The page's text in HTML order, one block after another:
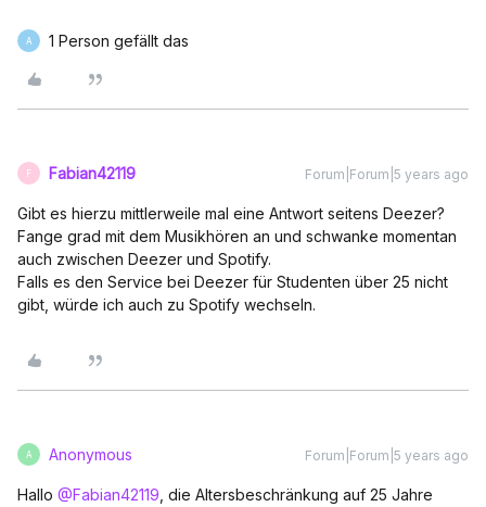
A 1 Person gefällt das
F Fabian42119 Forum|Forum|5 years ago
Gibt es hierzu mittlerweile mal eine Antwort seitens Deezer?
Fange grad mit dem Musikhören an und schwanke momentan
auch zwischen Deezer und Spotify.
Falls es den Service bei Deezer für Studenten über 25 nicht
gibt, würde ich auch zu Spotify wechseln.
A Anonymous Forum|Forum|5 years ago
Hallo @Fabian42119 , die Altersbeschränkung auf 25 Jahre